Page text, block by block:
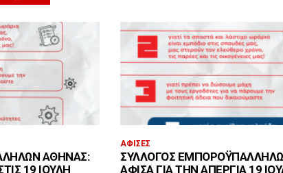
ΑΘΉΝΑΣ:
19 ΙΟΎΛΗ
ΑΦΊΣΕΣ
ΣΎΛΛΟΓΟΣ
ΑΦΊΣΑ ΓΙΑ ΤΗΝ ΑΠΕΡΓΊΑ 19